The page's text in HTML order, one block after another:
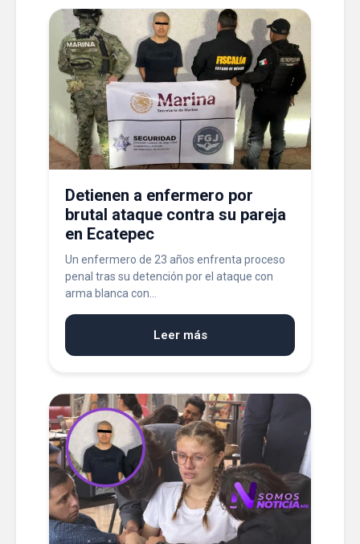
Detienen a enfermero por
brutal ataque contra su pareja
en Ecatepec
Un enfermero de 23 años enfrenta proceso
penal tras su detención por el ataque con
arma blanca con...
Leer más